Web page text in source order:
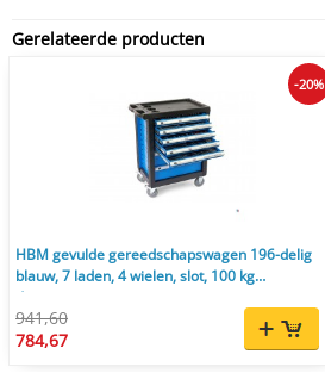
Gerelateerde producten
HBM gevulde gereedschapswagen 196-delig
blauw, 7 laden, 4 wielen, slot, 100 kg
draagvermogen
941,60
784,67
-20%